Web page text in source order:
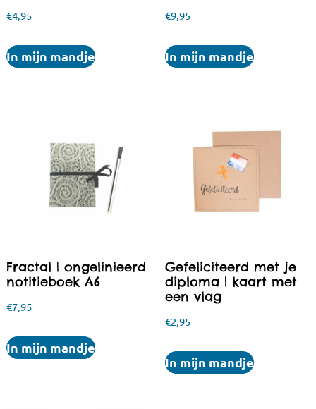
€4,95
In mijn mandje
€9,95
In mijn mandje
Fractal | ongelinieerd
notitieboek A6
€7,95
In mijn mandje
Gefeliciteerd met je
diploma | kaart met
een vlag
€2,95
In mijn mandje